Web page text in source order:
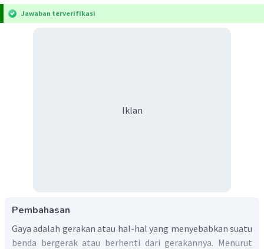
Jawaban terverifikasi
Iklan
Pembahasan
Gaya adalah gerakan atau hal-hal yang menyebabkan suatu
benda bergerak atau berhenti dari gerakannya. Menurut